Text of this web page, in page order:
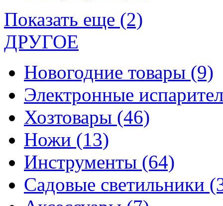
Показать еще (2)
ДРУГОЕ
Новогодние товары (9)
Электронные
Хозтовары (46)
Ножи (13)
Инструменты (64)
Садовые светильники